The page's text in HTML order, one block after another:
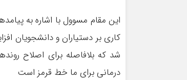
این مقام مسوول با اشاره به
کاری بر دستیاران و دانشجویان
شد که بلافاصله برای اصلاح
درمانی برای ما خط قرمز است